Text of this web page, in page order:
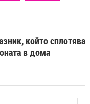
който сплотява
в дома